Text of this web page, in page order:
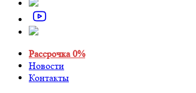
Рассрочка 0%
Новости
Контакты